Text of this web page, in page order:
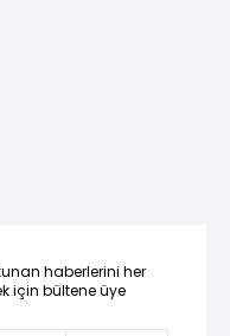
haberlerini her
için bültene üye